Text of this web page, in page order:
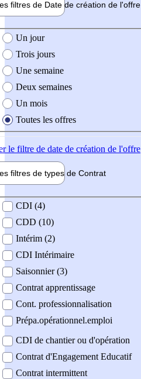
filtres de Date de création de l'offre
création de l'offre
Un jour
Trois jours
Une semaine
Deux semaines
Un mois
Toutes les offres
le filtre de date de création de l'offre
filtres de types de Contrat
contrat
CDI (4)
CDD (10)
Intérim (2)
CDI Intérimaire
Saisonnier (3)
Contrat apprentissage
Cont. professionnalisation
Prépa.opérationnel.emploi
CDI de chantier ou d'opération
Contrat d'Engagement Educatif
Contrat intermittent